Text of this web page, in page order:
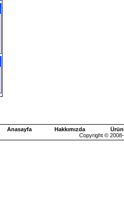
Anasayfa Hakkımızda
Copyright ©